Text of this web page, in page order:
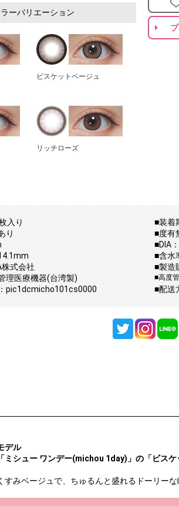
ーバリエーション
ビスケットベージュ
リッチローズ
入り
■装着
り
■度有
■DIA
■含水
式会社
■製造
理医療機器(台湾製)
■高度
pic1dcmicho101cs0000 ■配送
デル
ミシュー ワンデー(michou 1day)」の「ビス
すみベージュで、ちゅるんと盛れるドーリーな